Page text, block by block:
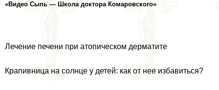
«Видео Сыпь — Школа доктора Комаровского»
Лечение печени при атопическом дерматите
Крапивница на солнце у детей: как от нее избавиться?